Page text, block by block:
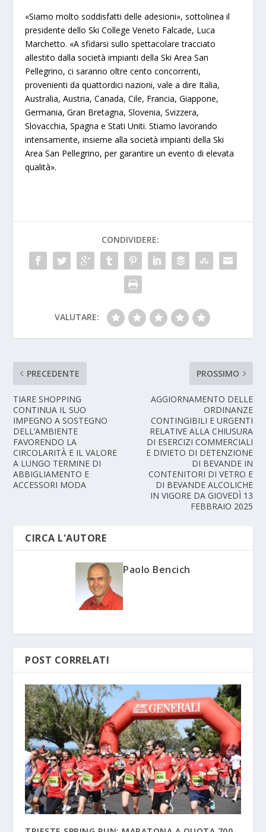
«Siamo molto soddisfatti delle adesioni», sottolinea il
presidente dello Ski College Veneto Falcade, Luca
Marchetto. «A sfidarsi sullo spettacolare tracciato
allestito dalla società impianti della Ski Area San
Pellegrino, ci saranno oltre cento concorrenti,
provenienti da quattordici nazioni, vale a dire Italia,
Australia, Austria, Canada, Cile, Francia, Giappone,
Germania, Gran Bretagna, Slovenia, Svizzera,
Slovacchia, Spagna e Stati Uniti. Stiamo lavorando
intensamente, insieme alla società impianti della Ski
Area San Pellegrino, per garantire un evento di elevata
qualità».
CONDIVIDERE:
VALUTARE:
PRECEDENTE
TIARE SHOPPING
CONTINUA IL SUO
IMPEGNO A SOSTEGNO
DELL’AMBIENTE
FAVORENDO LA
CIRCOLARITÀ E IL VALORE
A LUNGO TERMINE DI
ABBIGLIAMENTO E
ACCESSORI MODA
PROSSIMO
AGGIORNAMENTO DELLE
ORDINANZE
CONTINGIBILI E URGENTI
RELATIVE ALLA CHIUSURA
DI ESERCIZI COMMERCIALI
E DIVIETO DI DETENZIONE
DI BEVANDE IN
CONTENITORI DI VETRO E
DI BEVANDE ALCOLICHE
IN VIGORE DA GIOVEDÌ 13
FEBBRAIO 2025
CIRCA L'AUTORE
Paolo Bencich
POST CORRELATI